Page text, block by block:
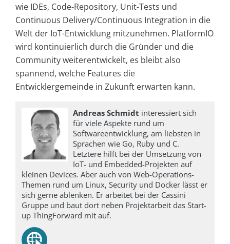
wie IDEs, Code-Repository, Unit-Tests und
Continuous Delivery/Continuous Integration in die
Welt der IoT-Entwicklung mitzunehmen. PlatformIO
wird kontinuierlich durch die Gründer und die
Community weiterentwickelt, es bleibt also
spannend, welche Features die
Entwicklergemeinde in Zukunft erwarten kann.
Andreas Schmidt interessiert sich
für viele Aspekte rund um
Softwareentwicklung, am liebsten in
Sprachen wie Go, Ruby und C.
Letztere hilft bei der Umsetzung von
IoT- und Embedded-Projekten auf
kleinen Devices. Aber auch von Web-Operations-
Themen rund um Linux, Security und Docker lässt er
sich gerne ablenken. Er arbeitet bei der Cassini
Gruppe und baut dort neben Projektarbeit das Start-
up ThingForward mit auf.